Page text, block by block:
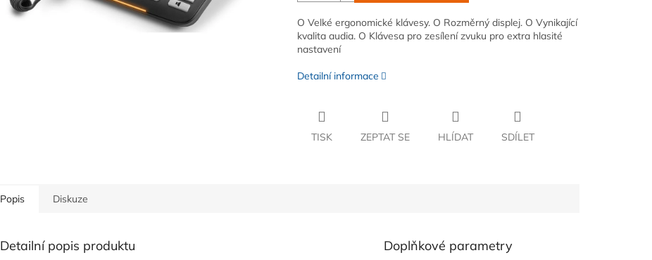
O Velké ergonomické klávesy. O Rozměrný displej. O Vynikající
kvalita audia. O Klávesa pro zesílení zvuku pro extra hlasité
nastavení
Detailní informace
TISK ZEPTAT SE HLÍDAT SDÍLET
Popis Diskuze
Detailní popis produktu Doplňkové parametry